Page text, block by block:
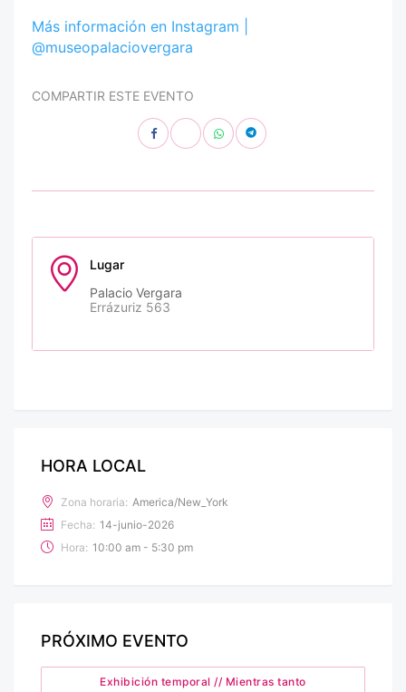
Más información en Instagram |
@museopalaciovergara
COMPARTIR ESTE EVENTO
Lugar
Palacio Vergara
Errázuriz 563
HORA LOCAL
Zona horaria: America/New_York
Fecha: 14-junio-2026
Hora: 10:00 am - 5:30 pm
PRÓXIMO EVENTO
Exhibición temporal // Mientras tanto